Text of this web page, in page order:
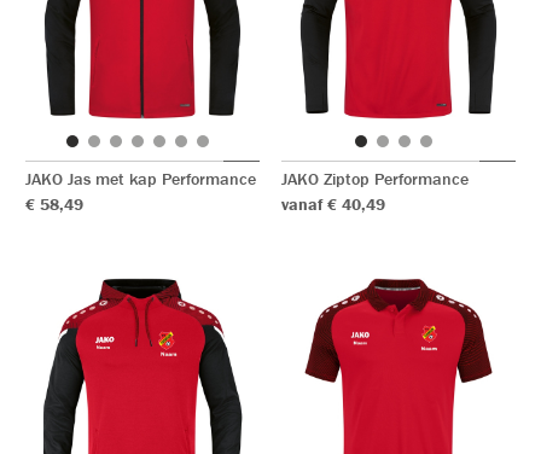
JAKO Jas met kap Performance
€ 58,49
JAKO Ziptop Performance
vanaf € 40,49